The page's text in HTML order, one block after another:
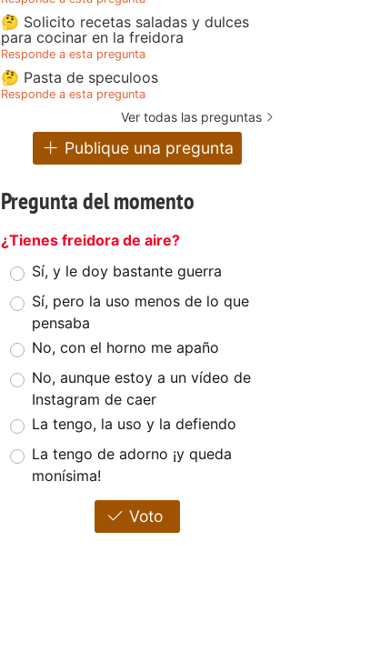
🤔 Solicito recetas saladas y dulces
para cocinar en la freidora
Responde a esta pregunta
🤔 Pasta de speculoos
Responde a esta pregunta
Ver todas las preguntas
Publique una pregunta
Pregunta del momento
¿Tienes freidora de aire?
Sí, y le doy bastante guerra
Sí, pero la uso menos de lo que
pensaba
No, con el horno me apaño
No, aunque estoy a un vídeo de
Instagram de caer
La tengo, la uso y la defiendo
La tengo de adorno ¡y queda
monísima!
Voto